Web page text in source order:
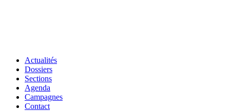
Actualités
Dossiers
Sections
Agenda
Campagnes
Contact